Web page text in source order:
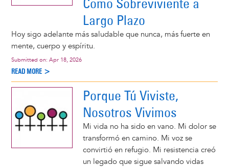
Como Sobreviviente a
Largo Plazo
Hoy sigo adelante más saludable que nunca, más fuerte en
mente, cuerpo y espíritu.
Submitted on: Apr 18, 2026
READ MORE >
Porque Tú Viviste,
Nosotros Vivimos
Mi vida no ha sido en vano. Mi dolor se
transformó en camino. Mi voz se
convirtió en refugio. Mi resistencia creó
un legado que sigue salvando vidas